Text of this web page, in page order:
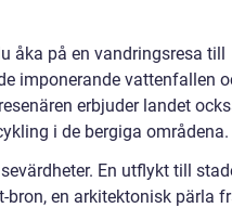
åka på en vandringsresa till
imponerande vattenfallen
erbjuder landet
i de bergiga områdena.
En utflykt till
en arkitektonisk pärla